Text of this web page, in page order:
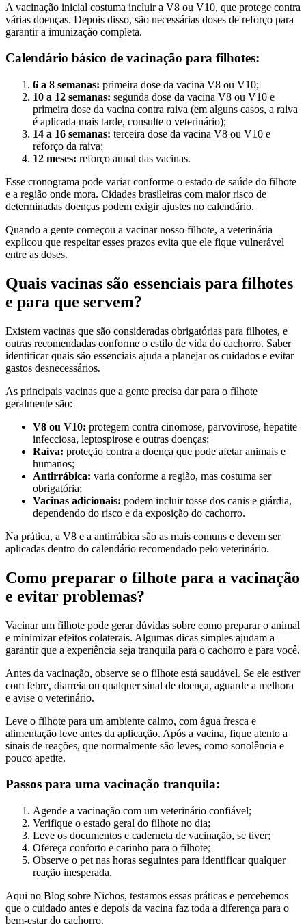
A vacinação inicial costuma incluir a V8 ou V10, que protege contra
várias doenças. Depois disso, são necessárias doses de reforço para
garantir a imunização completa.
Calendário básico de vacinação para filhotes:
6 a 8 semanas: primeira dose da vacina V8 ou V10;
10 a 12 semanas: segunda dose da vacina V8 ou V10 e
primeira dose da vacina contra raiva (em alguns casos, a raiva
é aplicada mais tarde, consulte o veterinário);
14 a 16 semanas: terceira dose da vacina V8 ou V10 e
reforço da raiva;
12 meses: reforço anual das vacinas.
Esse cronograma pode variar conforme o estado de saúde do filhote
e a região onde mora. Cidades brasileiras com maior risco de
determinadas doenças podem exigir ajustes no calendário.
Quando a gente começou a vacinar nosso filhote, a veterinária
explicou que respeitar esses prazos evita que ele fique vulnerável
entre as doses.
Quais vacinas são essenciais para filhotes
e para que servem?
Existem vacinas que são consideradas obrigatórias para filhotes, e
outras recomendadas conforme o estilo de vida do cachorro. Saber
identificar quais são essenciais ajuda a planejar os cuidados e evitar
gastos desnecessários.
As principais vacinas que a gente precisa dar para o filhote
geralmente são:
V8 ou V10: protegem contra cinomose, parvovirose, hepatite
infecciosa, leptospirose e outras doenças;
Raiva: proteção contra a doença que pode afetar animais e
humanos;
Antirrábica: varia conforme a região, mas costuma ser
obrigatória;
Vacinas adicionais: podem incluir tosse dos canis e giárdia,
dependendo do risco e da exposição do cachorro.
Na prática, a V8 e a antirrábica são as mais comuns e devem ser
aplicadas dentro do calendário recomendado pelo veterinário.
Como preparar o filhote para a vacinação
e evitar problemas?
Vacinar um filhote pode gerar dúvidas sobre como preparar o animal
e minimizar efeitos colaterais. Algumas dicas simples ajudam a
garantir que a experiência seja tranquila para o cachorro e para você.
Antes da vacinação, observe se o filhote está saudável. Se ele estiver
com febre, diarreia ou qualquer sinal de doença, aguarde a melhora
e avise o veterinário.
Leve o filhote para um ambiente calmo, com água fresca e
alimentação leve antes da aplicação. Após a vacina, fique atento a
sinais de reações, que normalmente são leves, como sonolência e
pouco apetite.
Passos para uma vacinação tranquila:
Agende a vacinação com um veterinário confiável;
Verifique o estado geral do filhote no dia;
Leve os documentos e caderneta de vacinação, se tiver;
Ofereça conforto e carinho para o filhote;
Observe o pet nas horas seguintes para identificar qualquer
reação inesperada.
Aqui no Blog sobre Nichos, testamos essas práticas e percebemos
que o cuidado antes e depois da vacina faz toda a diferença para o
bem-estar do cachorro.